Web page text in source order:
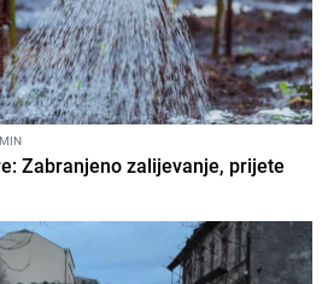
Zabranjeno zalijevanje, prijete